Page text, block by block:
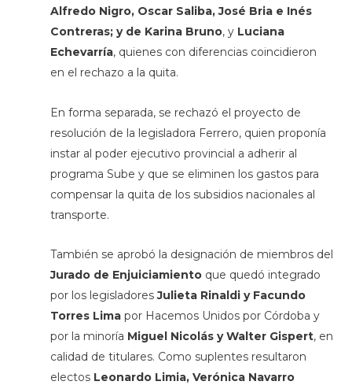
Alfredo Nigro, Oscar Saliba, José Bria e Inés
Contreras; y de Karina Bruno, y Luciana
Echevarría, quienes con diferencias coincidieron
en el rechazo a la quita.
En forma separada, se rechazó el proyecto de
resolución de la legisladora Ferrero, quien proponía
instar al poder ejecutivo provincial a adherir al
programa Sube y que se eliminen los gastos para
compensar la quita de los subsidios nacionales al
transporte.
También se aprobó la designación de miembros del
Jurado de Enjuiciamientoque quedó integrado
por los legisladoresJulieta Rinaldi y Facundo
Torres Limapor Hacemos Unidos por Córdoba y
por la minoría Miguel Nicolás y Walter Gispert, en
calidad de titulares. Como suplentes resultaron
electos Leonardo Limia, Verónica Navarro